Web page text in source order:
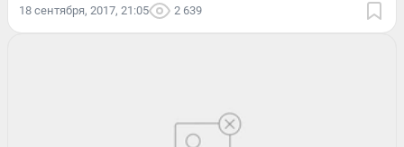
18 сентября, 2017, 21:05 2 639